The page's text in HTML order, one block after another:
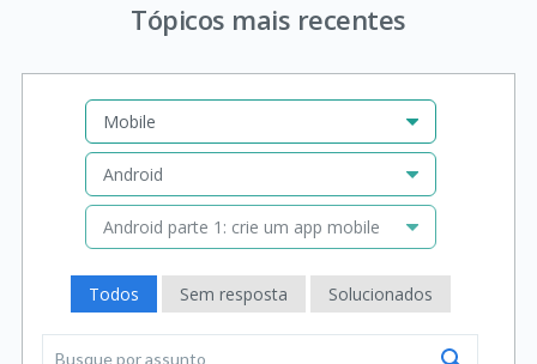
Tópicos mais recentes
Mobile
Android
Android parte 1: crie um app mobile
Todos Sem resposta Solucionados